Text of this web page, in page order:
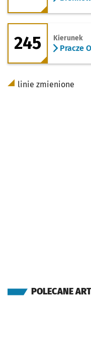
245 - kierunek
245 Kierunek
Pracze
linie zmienione
POLECANE